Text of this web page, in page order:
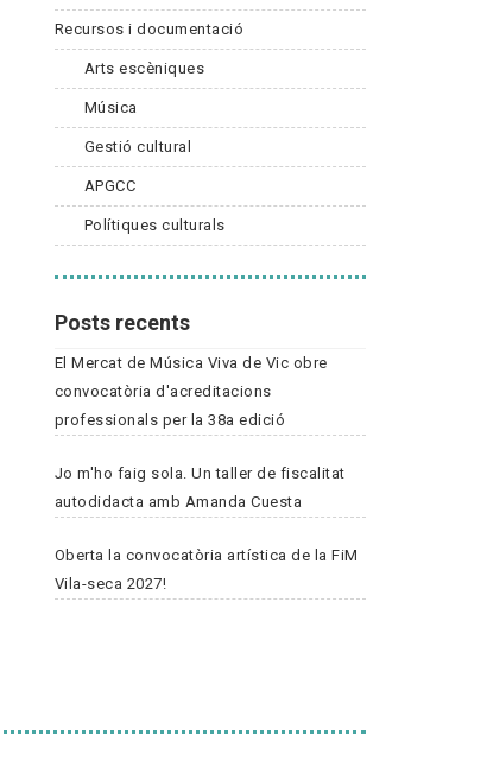
Recursos i documentació
Arts escèniques
Música
Gestió cultural
APGCC
Polítiques culturals
Posts recents
El Mercat de Música Viva de Vic obre
convocatòria d'acreditacions
professionals per la 38a edició
Jo m'ho faig sola. Un taller de fiscalitat
autodidacta amb Amanda Cuesta
Oberta la convocatòria artística de la FiM
Vila-seca 2027!